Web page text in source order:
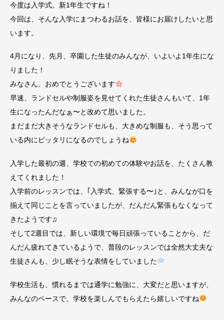
今度は入学式。新1年生ですね！
今回は、そんな入学にまつわるお話を、皆様にお届けしたいと思
います。
4月になり、先月、卒園した生徒のみんなが、いよいよ1年生にな
りました！
みなさん、おめでとうございます
早速、ランドセルや制服姿を見せてくれた生徒さんもいて、1年
生になったんだなぁ〜と改めて思いました。
まだまだ大きそうなランドセルも、大きめな制服も、そう思って
いる内にピッタリになるのでしょうね
入学した最初の週、学校での初めての体験やお話を、たくさん教
えてくれました！
入学前のレッスンでは、｢入学式、緊張する〜｣と、みんなが口を
揃えて同じことを言っていましたが、だんだん緊張もなくなって
きたようです♫
そして2週目では、新しい環境で毎日頑張っていることから、だ
んだん疲れてきているようで、普段のレッスンでは全然大丈夫な
生徒さんも、少し眠そうな表情をしていました
学校生活も、慣れるまでは通学に勉強に、大変だと思いますが、
みんなのペースで、学校を楽しんでもらえたら嬉しいですね